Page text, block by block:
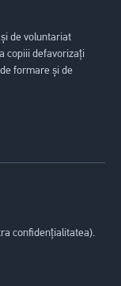
de voluntariat
copiii defavorizați
formare și de
confidențialitatea).